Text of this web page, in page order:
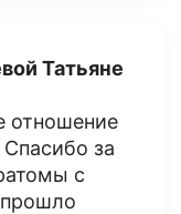
Татьяне
отношение
за
с